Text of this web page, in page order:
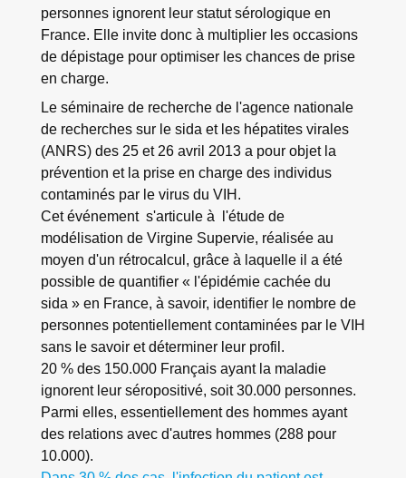
personnes ignorent leur statut sérologique en
France. Elle invite donc à multiplier les occasions
de dépistage pour optimiser les chances de prise
en charge.
Le séminaire de recherche de l'agence nationale
de recherches sur le sida et les hépatites virales
(ANRS) des 25 et 26 avril 2013 a pour objet la
prévention et la prise en charge des individus
contaminés par le virus du VIH.
Cet événement s'articule à l'étude de
modélisation de Virgine Supervie, réalisée au
moyen d'un rétrocalcul, grâce à laquelle il a été
possible de quantifier « l'épidémie cachée du
sida » en France, à savoir, identifier le nombre de
personnes potentiellement contaminées par le VIH
sans le savoir et déterminer leur profil.
20 % des 150.000 Français ayant la maladie
ignorent leur séropositivé, soit 30.000 personnes.
Parmi elles, essentiellement des hommes ayant
des relations avec d'autres hommes (288 pour
10.000).